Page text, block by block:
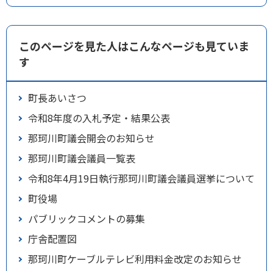
このページを見た人はこんなページも見ていま
す
町長あいさつ
令和8年度の入札予定・結果公表
那珂川町議会開会のお知らせ
那珂川町議会議員一覧表
令和8年4月19日執行那珂川町議会議員選挙について
町役場
パブリックコメントの募集
庁舎配置図
那珂川町ケーブルテレビ利用料金改定のお知らせ